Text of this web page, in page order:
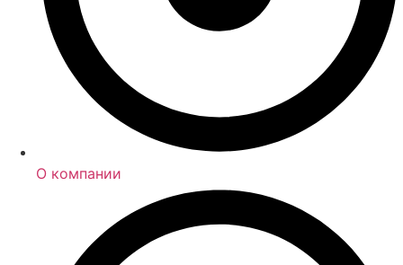
О компании